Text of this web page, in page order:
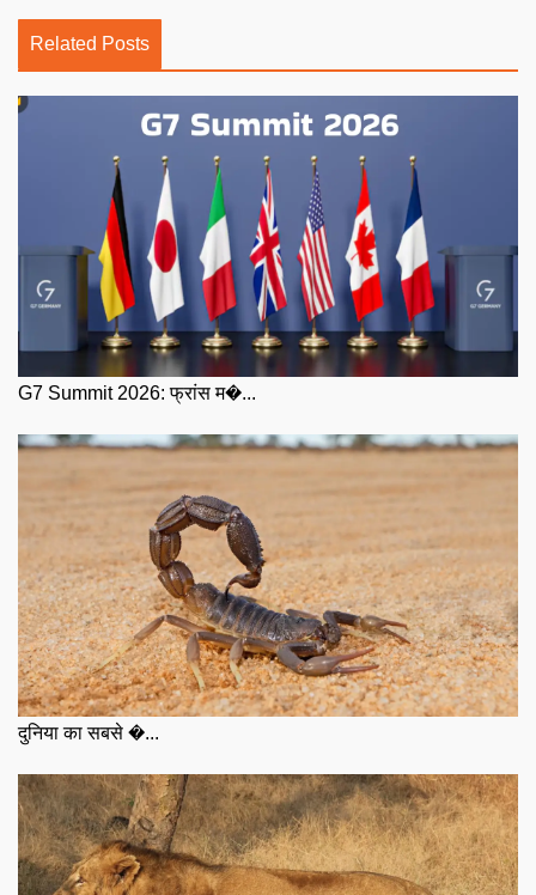
Related Posts
G7 Summit 2026: फ्रांस म�...
दुनिया का सबसे �...